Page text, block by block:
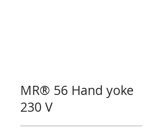
MR® 56 Hand yoke
230 V